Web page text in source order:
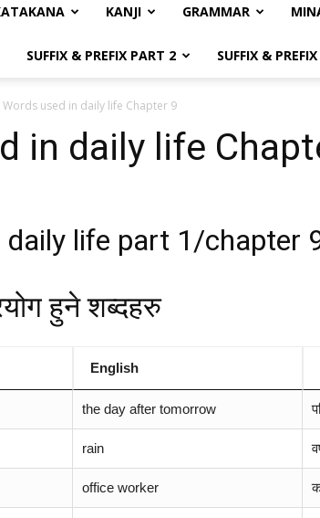
KANJI GRAMMAR
SUFFIX & PREFIX PART 2 SUFFIX &
Words used in daily life Chapter 9
in daily life
daily life part 1/chapter
हुने शब्दहरु
English
the day after tomorrow
rain
office worker